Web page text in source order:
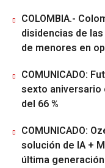
COLOMBIA.-
disidencias de
de menores en
COMUNICADO:
sexto aniversario
del 66 %
COMUNICADO:
solución de IA +
última generación